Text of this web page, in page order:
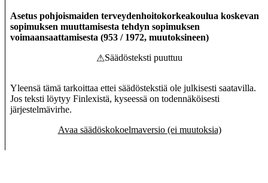
Asetus pohjoismaiden terveydenhoitokorkeakoulua koskevan
sopimuksen muuttamisesta tehdyn sopimuksen
voimaansaattamisesta (953 / 1972, muutoksineen)
⚠Säädösteksti puuttuu
Yleensä tämä tarkoittaa ettei säädöstekstiä ole julkisesti saatavilla.
Jos teksti löytyy Finlexistä, kyseessä on todennäköisesti
järjestelmävirhe.
Avaa säädöskokoelmaversio (ei muutoksia)